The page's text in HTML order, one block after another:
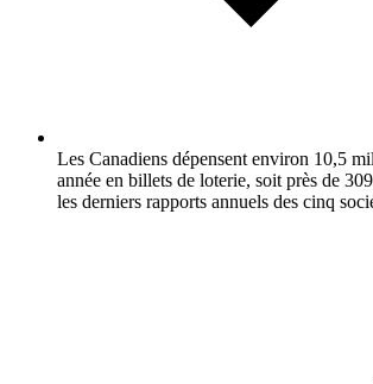
Les Canadiens dépensent environ 10,5
année en billets de loterie, soit près de
les derniers rapports annuels des cinq